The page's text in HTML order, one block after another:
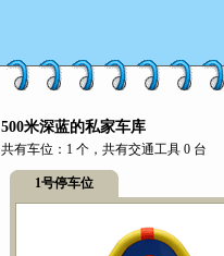
500米深蓝的私家车库
共有车位：1 个，共有交通工具 0 台
1号停车位